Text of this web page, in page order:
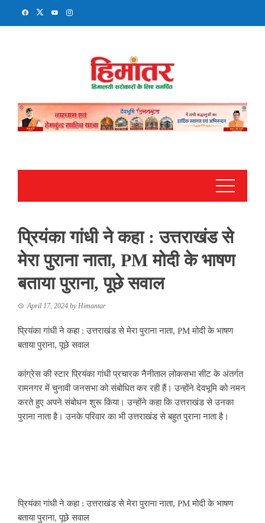
प्रियंका गांधी ने कहा : उत्तराखंड से
मेरा पुराना नाता, PM मोदी के भाषण
बताया पुराना, पूछे सवाल
April 17, 2024 byHimantar
प्रियंका गांधी ने कहा : उत्तराखंड से मेरा पुराना नाता, PM मोदी के भाषण
बताया पुराना, पूछे सवाल
कांग्रेस की स्टार प्रियंका गांधी प्रचारक नैनीताल लोकसभा सीट के अंतर्गत
रामनगर में चुनावी जनसभा को संबोधित कर रही हैं। उन्होंने देवभूमि को नमन
करते हुए अपने संबोधन शुरू किया। उन्होंने कहा कि उत्तराखंड से उनका
पुराना नाता है। उनके परिवार का भी उत्तराखंड से बहुत पुराना नाता है।
प्रियंका गांधी ने कहा : उत्तराखंड से मेरा पुराना नाता, PM मोदी के भाषण
बताया पुराना, पूछे सवाल